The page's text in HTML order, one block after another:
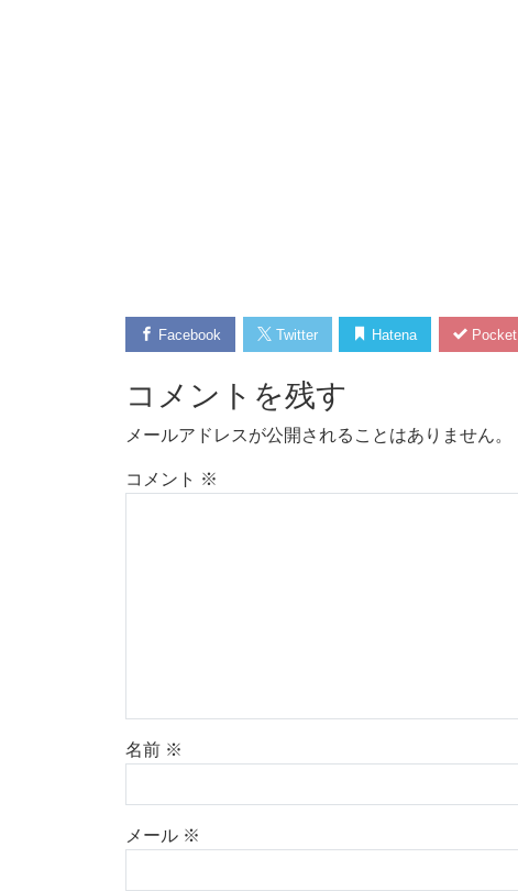
Facebook Twitter Hatena Pocket
コメントを残す
メールアドレスが公開されることはありません。
コメント ※
名前 ※
メール ※